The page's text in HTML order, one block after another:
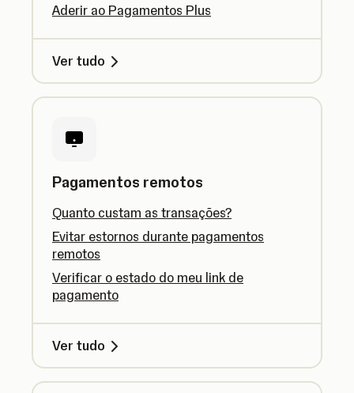
Aderir ao Pagamentos Plus
Ver tudo
Pagamentos remotos
Quanto custam as transações?
Evitar estornos durante pagamentos
remotos
Verificar o estado do meu link de
pagamento
Ver tudo